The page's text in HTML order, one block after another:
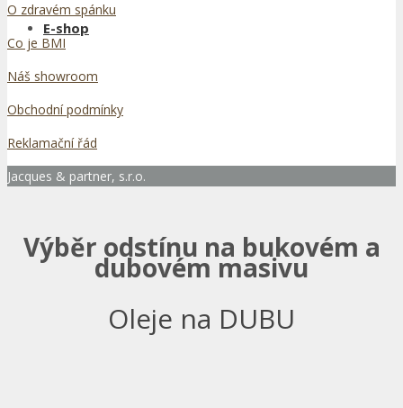
E-shop
O zdravém spánku
Co je BMI
Náš showroom
Obchodní podmínky
Reklamační řád
Jacques & partner, s.r.o.
Výběr odstínu na bukovém a
dubovém masivu
Oleje na DUBU